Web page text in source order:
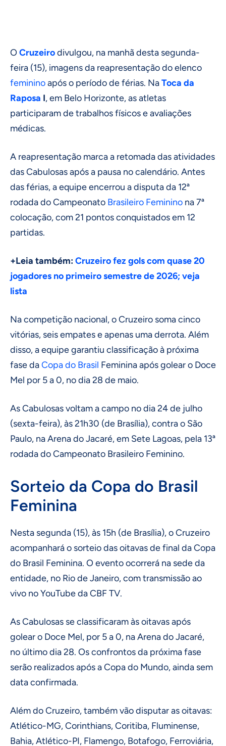
OCruzeirodivulgou, na manhã desta segunda-
feira (15), imagens da reapresentação do elenco
femininoapós o período de férias. NaToca da
Raposa I, em Belo Horizonte, as atletas
participaram de trabalhos físicos e avaliações
médicas.
A reapresentação marca a retomada das atividades
das Cabulosas após a pausa no calendário. Antes
das férias, a equipe encerrou a disputa da 12ª
rodada do Campeonato Brasileiro Feminino na 7ª
colocação, com 21 pontos conquistados em 12
partidas.
+Leia também:Cruzeiro fez gols com quase 20
jogadores no primeiro semestre de 2026; veja
lista
Na competição nacional, o Cruzeiro soma cinco
vitórias, seis empates e apenas uma derrota. Além
disso, a equipe garantiu classificação à próxima
fase daCopa do Brasil Feminina após golear o Doce
Mel por 5 a 0, no dia 28 de maio.
As Cabulosas voltam a campo no dia 24 de julho
(sexta-feira), às 21h30 (de Brasília), contra o São
Paulo, na Arena do Jacaré, em Sete Lagoas, pela 13ª
rodada do Campeonato Brasileiro Feminino.
Sorteio da Copa do Brasil
Feminina
Nesta segunda (15), às 15h (de Brasília), o Cruzeiro
acompanhará o sorteio das oitavas de final da Copa
do Brasil Feminina. O evento ocorrerá na sede da
entidade, no Rio de Janeiro, com transmissão ao
vivo no YouTube da CBF TV.
As Cabulosas se classificaram às oitavas após
golear o Doce Mel, por 5 a 0, na Arena do Jacaré,
no último dia 28. Os confrontos da próxima fase
serão realizados após a Copa do Mundo, ainda sem
data confirmada.
Além do Cruzeiro, também vão disputar as oitavas:
Atlético-MG, Corinthians, Coritiba, Fluminense,
Bahia, Atlético-PI, Flamengo, Botafogo, Ferroviária,